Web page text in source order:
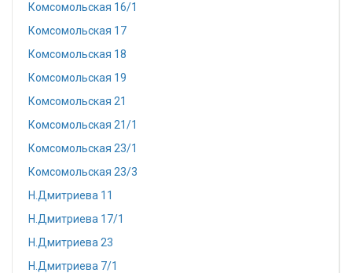
Комсомольская 16/1
Комсомольская 17
Комсомольская 18
Комсомольская 19
Комсомольская 21
Комсомольская 21/1
Комсомольская 23/1
Комсомольская 23/3
Н.Дмитриева 11
Н.Дмитриева 17/1
Н.Дмитриева 23
Н.Дмитриева 7/1